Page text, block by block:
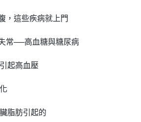
，這些疾病就上門
常──高血糖與糖尿病
起高血壓
脂肪引起的